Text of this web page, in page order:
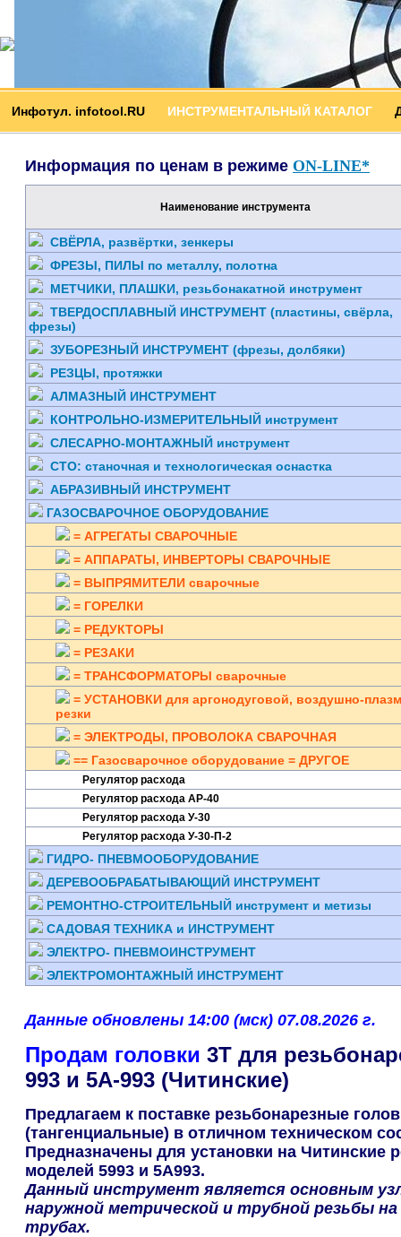
Инфотул. infotool.RU ИНСТРУМЕНТАЛЬНЫЙ КАТАЛОГ
Информация по ценам в режиме ON-LINE*
Наименование инструмента
СВЁРЛА, развёртки, зенкеры
ФРЕЗЫ, ПИЛЫ по металлу, полотна
МЕТЧИКИ, ПЛАШКИ, резьбонакатной инструмент
ТВЕРДОСПЛАВНЫЙ ИНСТРУМЕНТ (пластины, свёрла,
фрезы)
ЗУБОРЕЗНЫЙ ИНСТРУМЕНТ (фрезы, долбяки)
РЕЗЦЫ, протяжки
АЛМАЗНЫЙ ИНСТРУМЕНТ
КОНТРОЛЬНО-ИЗМЕРИТЕЛЬНЫЙ инструмент
СЛЕСАРНО-МОНТАЖНЫЙ инструмент
СТО: станочная и технологическая оснастка
АБРАЗИВНЫЙ ИНСТРУМЕНТ
ГАЗОСВАРОЧНОЕ ОБОРУДОВАНИЕ
= АГРЕГАТЫ СВАРОЧНЫЕ
= АППАРАТЫ, ИНВЕРТОРЫ СВАРОЧНЫЕ
= ВЫПРЯМИТЕЛИ сварочные
= ГОРЕЛКИ
= РЕДУКТОРЫ
= РЕЗАКИ
= ТРАНСФОРМАТОРЫ сварочные
= УСТАНОВКИ для аргонодуговой, воздушно-
резки
= ЭЛЕКТРОДЫ, ПРОВОЛОКА СВАРОЧНАЯ
== Газосварочное оборудование = ДРУГОЕ
Регулятор расхода
Регулятор расхода АР-40
Регулятор расхода У-30
Регулятор расхода У-30-П-2
ГИДРО- ПНЕВМООБОРУДОВАНИЕ
ДЕРЕВООБРАБАТЫВАЮЩИЙ ИНСТРУМЕНТ
РЕМОНТНО-СТРОИТЕЛЬНЫЙ инструмент и метизы
САДОВАЯ ТЕХНИКА и ИНСТРУМЕНТ
ЭЛЕКТРО- ПНЕВМОИНСТРУМЕНТ
ЭЛЕКТРОМОНТАЖНЫЙ ИНСТРУМЕНТ
Данные обновлены 14:00 (мск) 07.08.2026 г.
Продам головки 3Т для
993 и 5А-993 (Читинские)
Предлагаем к поставке резьбонарезные
(тангенциальные) в отличном техническом
Предназначены для установки на Читинские
моделей 5993 и 5А993.
Данный инструмент является основным
наружной метрической и трубной резьбы
трубах.